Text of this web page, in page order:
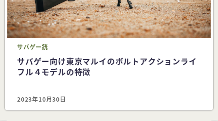
サバゲー銃
サバゲー向け東京マルイのボルトアクションライ
フル４モデルの特徴
2023年10月30日